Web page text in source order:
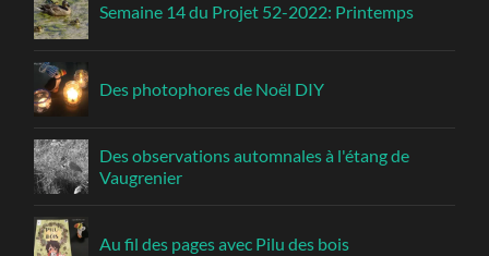
Semaine 14 du Projet 52-2022: Printemps
Des photophores de Noël DIY
Des observations automnales à l'étang de
Vaugrenier
Au fil des pages avec Pilu des bois